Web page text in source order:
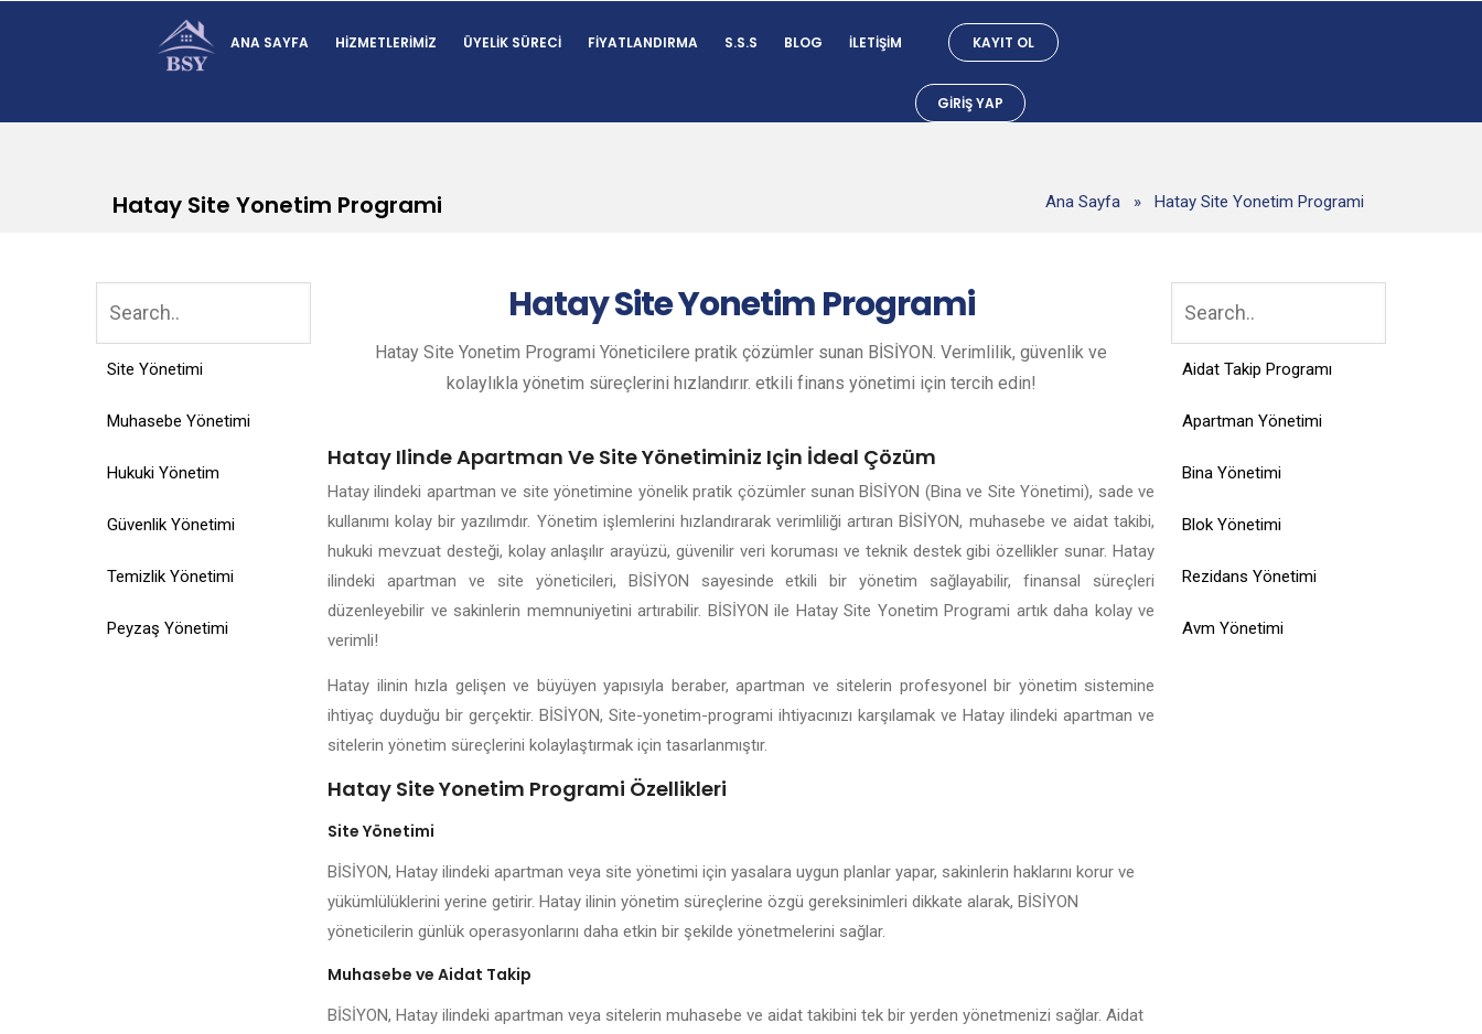
ANA SAYFA HIZMETLERIMIZ ÜYELIK SÜRECI FIYATLANDIRMA S.S.S BLOG İLETIŞIM KAYIT OL
GIRIŞ YAP
Hatay Site Yonetim Programi Ana Sayfa » Hatay Site Yonetim Programi
Site Yönetimi
Muhasebe Yönetimi
Hukuki Yönetim
Güvenlik Yönetimi
Temizlik Yönetimi
Peyzaş Yönetimi
HataySite Yonetim Programi
Hatay Site Yonetim Programi Yöneticilere pratik çözümler sunan BİSİYON. Verimlilik, güvenlik ve
kolaylıkla yönetim süreçlerini hızlandırır. etkili finans yönetimi için tercih edin!
Hatay Ilinde Apartman Ve Site Yönetiminiz Için İdeal Çözüm
Hatay ilindeki apartman ve site yönetimine yönelik pratik çözümler sunan BİSİYON (Bina ve Site Yönetimi), sade ve
kullanımı kolay bir yazılımdır. Yönetim işlemlerini hızlandırarak verimliliği artıran BİSİYON, muhasebe ve aidat takibi,
hukuki mevzuat desteği, kolay anlaşılır arayüzü, güvenilir veri koruması ve teknik destek gibi özellikler sunar. Hatay
ilindeki apartman ve site yöneticileri, BİSİYON sayesinde etkili bir yönetim sağlayabilir, finansal süreçleri
düzenleyebilir ve sakinlerin memnuniyetini artırabilir. BİSİYON ile Hatay Site Yonetim Programi artık daha kolay ve
verimli!
Hatay ilinin hızla gelişen ve büyüyen yapısıyla beraber, apartman ve sitelerin profesyonel bir yönetim sistemine
ihtiyaç duyduğu bir gerçektir. BİSİYON, Site-yonetim-programi ihtiyacınızı karşılamak ve Hatay ilindeki apartman ve
sitelerin yönetim süreçlerini kolaylaştırmak için tasarlanmıştır.
Hatay Site Yonetim Programi Özellikleri
Site Yönetimi
BİSİYON, Hatay ilindeki apartman veya site yönetimi için yasalara uygun planlar yapar, sakinlerin haklarını korur ve
yükümlülüklerini yerine getirir. Hatay ilinin yönetim süreçlerine özgü gereksinimleri dikkate alarak, BİSİYON
yöneticilerin günlük operasyonlarını daha etkin bir şekilde yönetmelerini sağlar.
Muhasebe ve Aidat Takip
BİSİYON, Hatay ilindeki apartman veya sitelerin muhasebe ve aidat takibini tek bir yerden yönetmenizi sağlar. Aidat
Aidat Takip Programı
Apartman Yönetimi
Bina Yönetimi
Blok Yönetimi
Rezidans Yönetimi
Avm Yönetimi